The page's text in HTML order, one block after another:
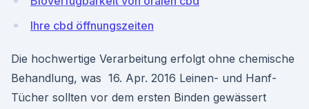
Ihre cbd öffnungszeiten
Die hochwertige Verarbeitung erfolgt ohne chemische
Behandlung, was 16. Apr. 2016 Leinen- und Hanf-
Tücher sollten vor dem ersten Binden gewässert